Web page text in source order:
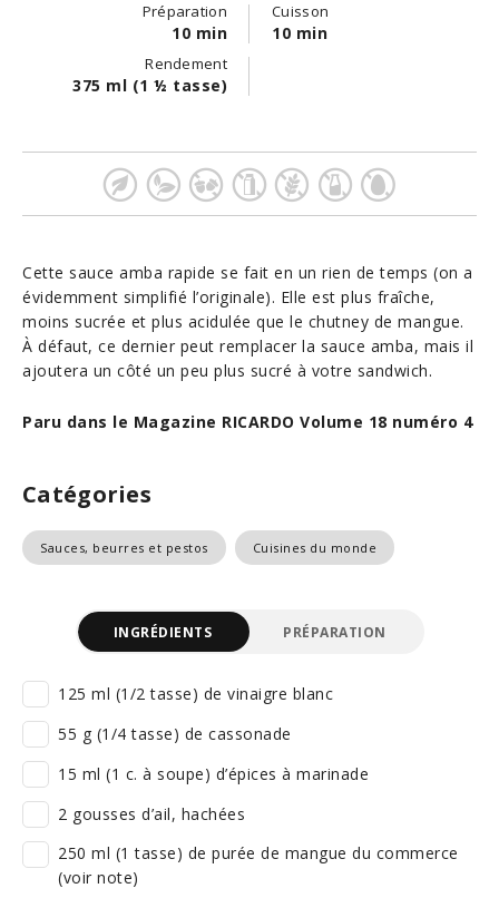
Préparation
10 min
Cuisson
10 min
Rendement
375 ml (1 ½ tasse)
Cette sauce amba rapide se fait en un rien de temps (on a
évidemment simplifié l’originale). Elle est plus fraîche,
moins sucrée et plus acidulée que le chutney de mangue.
À défaut, ce dernier peut remplacer la sauce amba, mais il
ajoutera un côté un peu plus sucré à votre sandwich.
Paru dans le Magazine RICARDO Volume 18 numéro 4
Catégories
Sauces, beurres et pestos Cuisines du monde
INGRÉDIENTS PRÉPARATION
125 ml (1/2 tasse) de vinaigre blanc
55 g (1/4 tasse) de cassonade
15 ml (1 c. à soupe) d’épices à marinade
2 gousses d’ail, hachées
250 ml (1 tasse) de purée de mangue du commerce
(voir note)